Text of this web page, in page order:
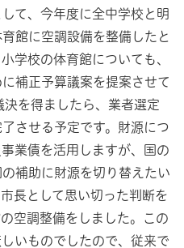
て、今年度に全中学校と明
館に空調設備を整備したと
学校の体育館についても、
補正予算議案を提案させて
を得ましたら、業者選定
させる予定です。財源につ
業債を活用しますが、国の
補助に財源を切り替えたい
長として思い切った判断を
空調整備をしました。この
いものでしたので、従来で